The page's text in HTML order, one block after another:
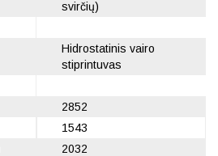
svirčių)
Hidrostatinis vairo
stiprintuvas
2852
1543
2032